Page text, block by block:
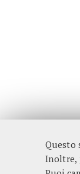
Questo
Inoltre,
Fondazione